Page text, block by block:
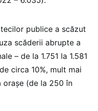
publice a scăzut
scăderii abrupte a
– de la 1.751 la 1.581
circa 10%, mult mai
orașe (de la 250 în